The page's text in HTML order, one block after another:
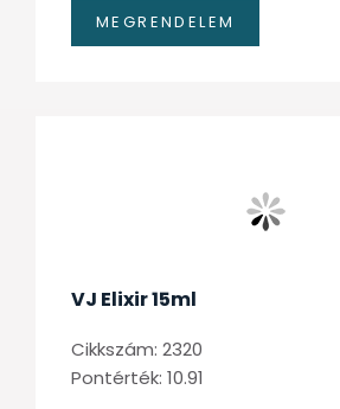
VJ Elixir 15ml
Cikkszám: 2320
Pontérték: 10.91